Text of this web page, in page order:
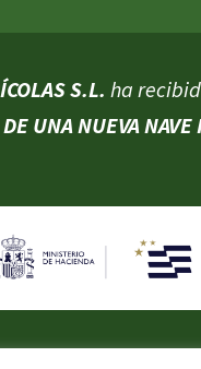
S.L. ha
UNA NUEVA